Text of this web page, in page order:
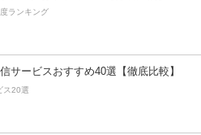
ランキング
サービスおすすめ40選【徹底比較】
ス20選